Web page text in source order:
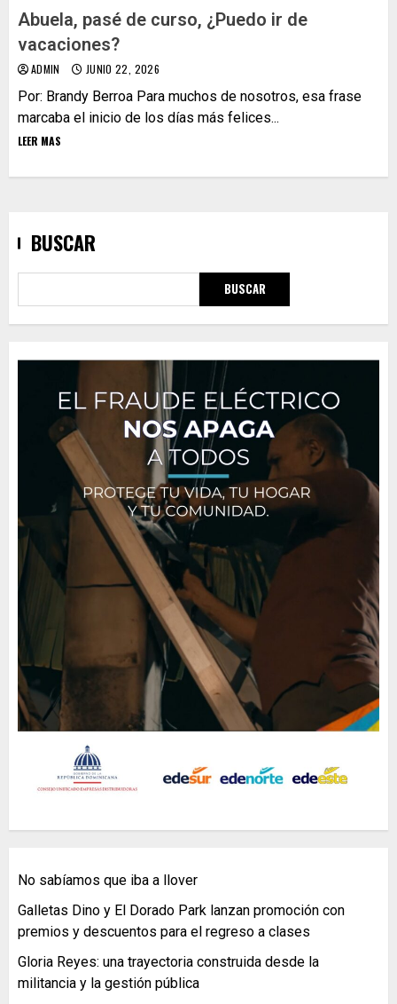
Abuela, pasé de curso, ¿Puedo ir de
vacaciones?
ADMIN JUNIO 22, 2026
Por: Brandy Berroa Para muchos de nosotros, esa frase
marcaba el inicio de los días más felices...
LEER MAS
BUSCAR
BUSCAR
No sabíamos que iba a llover
Galletas Dino y El Dorado Park lanzan promoción con
premios y descuentos para el regreso a clases
Gloria Reyes: una trayectoria construida desde la
militancia y la gestión pública